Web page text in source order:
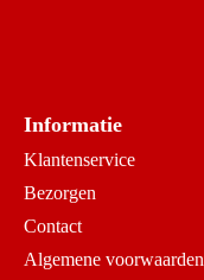
Informatie
Klantenservice
Bezorgen
Contact
Algemene voorwaarden